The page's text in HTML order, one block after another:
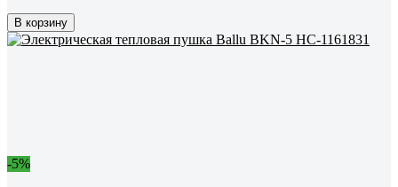
В корзину
-5%